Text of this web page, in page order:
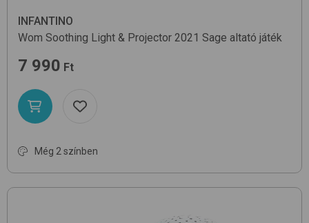
INFANTINO
Wom Soothing Light & Projector 2021 Sage altató játék
7 990 Ft
Még 2 színben